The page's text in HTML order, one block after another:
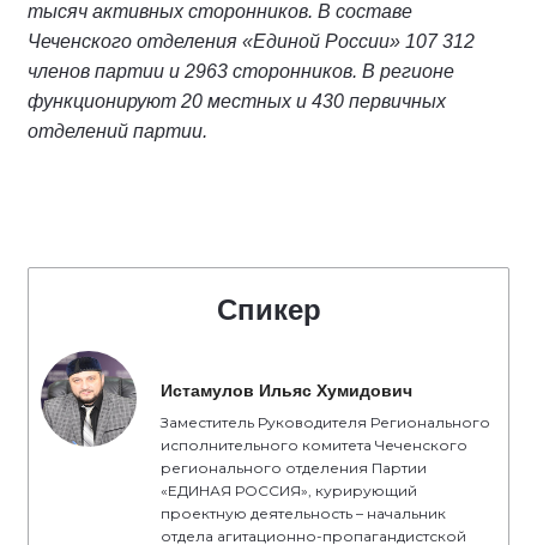
тысяч активных сторонников. В составе
Чеченского отделения «Единой России» 107 312
членов партии и 2963 сторонников. В регионе
функционируют 20 местных и 430 первичных
отделений партии.
Спикер
Истамулов Ильяс Хумидович
Заместитель Руководителя Регионального
исполнительного комитета Чеченского
регионального отделения Партии
«ЕДИНАЯ РОССИЯ», курирующий
проектную деятельность – начальник
отдела агитационно-пропагандистской